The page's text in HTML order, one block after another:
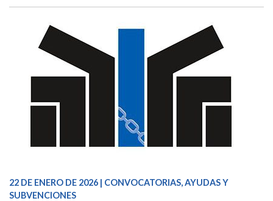
22 DE ENERO DE 2026 | CONVOCATORIAS, AYUDAS Y
SUBVENCIONES